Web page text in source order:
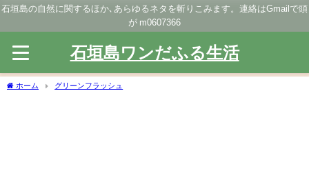
石垣島の自然に関するほか､あらゆるネタを斬りこみます。連絡はGmailで頭
が m0607366
石垣島ワンだふる生活
ホーム グリーンフラッシュ